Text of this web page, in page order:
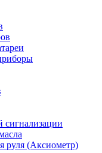
сигнализации
руля (Аксиометр)